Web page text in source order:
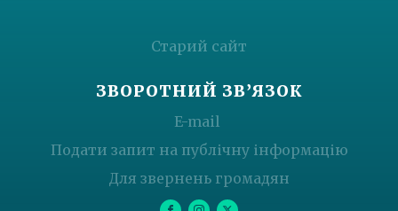
Старий сайт
ЗВОРОТНИЙ ЗВ’ЯЗОК
E-mail
Подати запит на публічну інформацію
Для звернень громадян